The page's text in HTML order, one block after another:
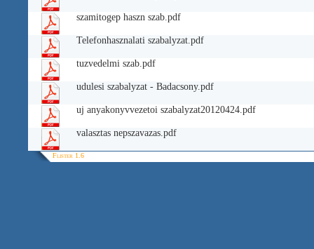
szamitogep haszn szab.pdf
Telefonhasznalati szabalyzat.pdf
tuzvedelmi szab.pdf
udulesi szabalyzat - Badacsony.pdf
uj anyakonyvvezetoi szabalyzat20120424.pdf
valasztas nepszavazas.pdf
Flister 1.6